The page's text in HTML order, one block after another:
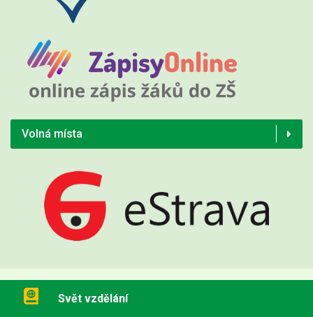
Volná místa
Svět vzdělání